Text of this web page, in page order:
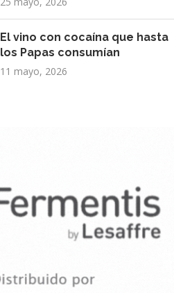
El vino con cocaína que hasta
los Papas consumían
11 mayo, 2026